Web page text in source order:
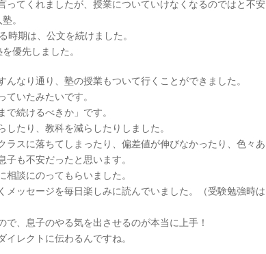
ってくれましたが、授業についていけなくなるのではと不安
。
時期は、公文を続けました。
優先しました。
なり通り、塾の授業もついて行くことができました。
いたみたいです。
続けるべきか」です。
たり、教科を減らしたりしました。
ラスに落ちてしまったり、偏差値が伸びなかったり、色々あ
子も不安だったと思います。
談にのってもらいました。
メッセージを毎日楽しみに読んでいました。（受験勉強時は
、息子のやる気を出させるのが本当に上手！
レクトに伝わるんですね。